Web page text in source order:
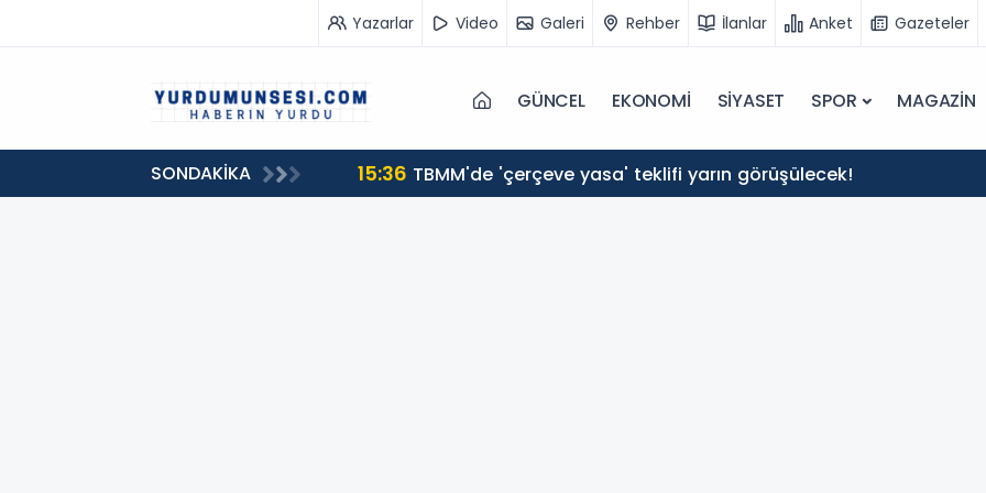
Yazarlar Video Galeri Rehber İlanlar Anket Gazeteler
GÜNCEL EKONOMİ SİYASET SPOR MAGAZİN
SONDAKİKA
Erdoğan'ın önünü açmak' 15:36 TBMM'de 'çerçeve yasa' teklifi yarın görüşülecek!